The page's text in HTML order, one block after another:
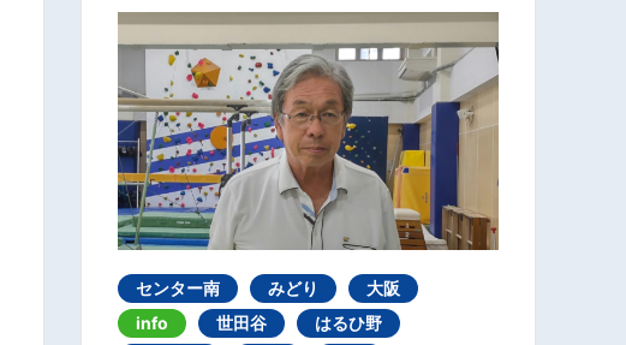
センター南 みどり
大阪
info
世田谷
はるひ野